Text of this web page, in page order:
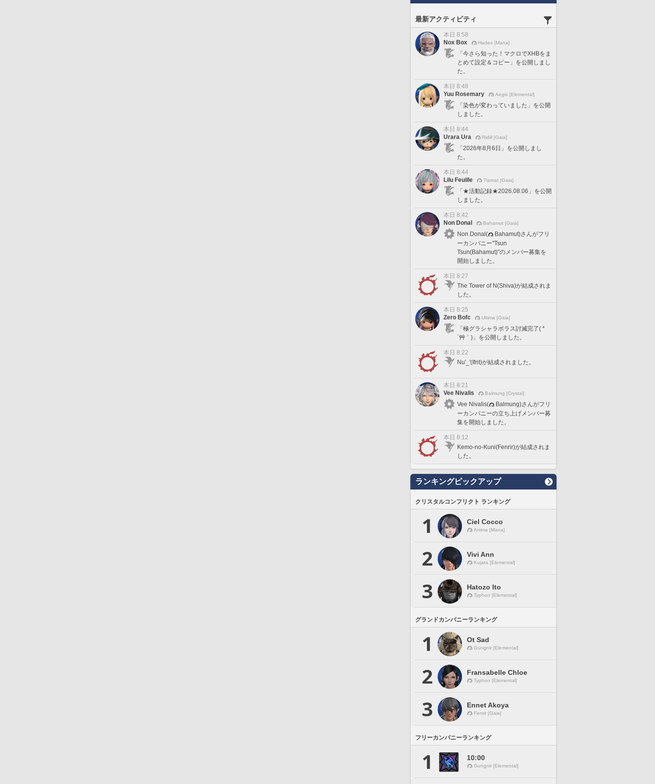
最新アクティビティ
本日 8:58
Nox Box
Hades [Mana]
「今さら知った！マクロでXHBをま
とめて設定＆コピー」を公開しまし
た。
本日 8:48
Yuu Rosemary
Aegis [Elemental]
「染色が変わっていました」を公開
しました。
本日 8:44
Urara Ura
Ridill [Gaia]
「2026年8月6日」を公開しまし
た。
本日 8:44
Lilu Feuille
Tiamat [Gaia]
「★活動記録★2026.08.06」を公開
しました。
本日 8:42
Non Donal
Bahamut [Gaia]
Non Donal(
Bahamut)さんがフリ
ーカンパニー"Tsun
Tsun(Bahamut)"のメンバー募集を
開始しました。
本日 8:27
The Tower of N(Shiva)が結成されま
した。
本日 8:25
Zero Bofc
Ultima [Gaia]
「極グラシャラボラス討滅完了( *
´艸｀)」を公開しました。
本日 8:22
Nu'_'(Ifrit)が結成されました。
本日 8:21
Vee Nivalis
Balmung [Crystal]
Vee Nivalis(
Balmung)さんがフリ
ーカンパニーの立ち上げメンバー募
集を開始しました。
本日 8:12
Kemo-no-Kuni(Fenrir)が結成されま
した。
ランキングピックアップ
クリスタルコンフリクト ランキング
1 Ciel Cocco
Anima [Mana]
2 Vivi Ann
Kujata [Elemental]
3 Hatozo Ito
Typhon [Elemental]
グランドカンパニーランキング
1 Ot Sad
Gungnir [Elemental]
2 Fransabelle Chloe
Typhon [Elemental]
3 Ennet Akoya
Fenrir [Gaia]
フリーカンパニーランキング
1 10:00
Gungnir [Elemental]